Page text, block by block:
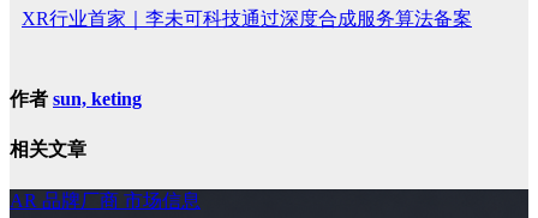
XR行业首家｜李未可科技通过深度合成服务算法备案
作者 sun, keting
相关文章
AR 品牌厂商 市场信息